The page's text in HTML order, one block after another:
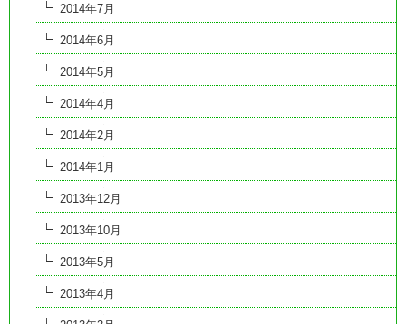
2014年7月
2014年6月
2014年5月
2014年4月
2014年2月
2014年1月
2013年12月
2013年10月
2013年5月
2013年4月